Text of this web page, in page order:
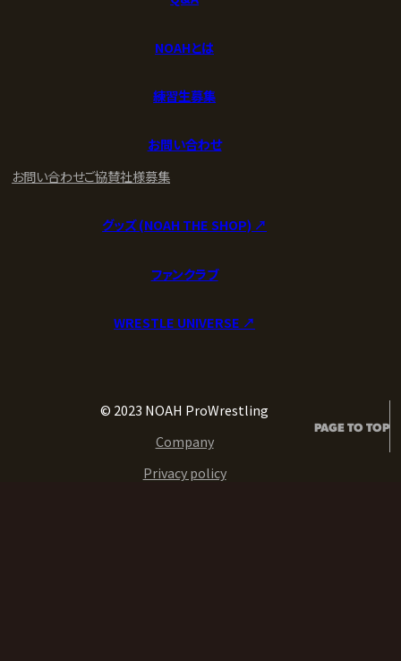
NOAHとは
練習生募集
お問い合わせ
お問い合わせご協賛社様募集
グッズ (NOAH THE SHOP) ↗︎
ファンクラブ
WRESTLE UNIVERSE ↗︎
© 2023 NOAH ProWrestling
Company
Privacy policy
PAGE TO TOP